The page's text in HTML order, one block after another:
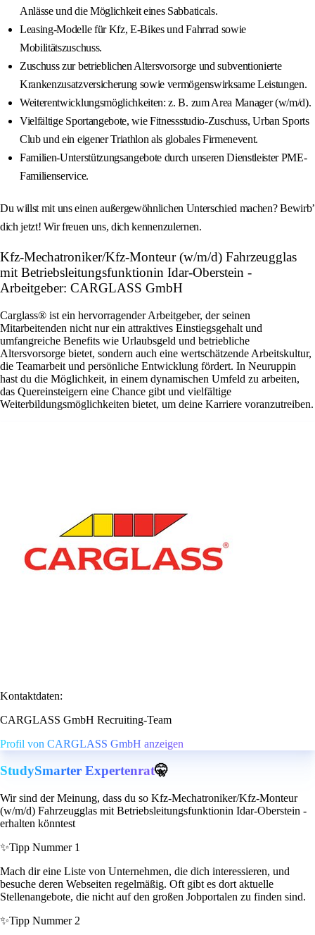
Anlässe und die Möglichkeit eines Sabbaticals.
Leasing-Modelle für Kfz, E-Bikes und Fahrrad sowie
Mobilitätszuschuss.
Zuschuss zur betrieblichen Altersvorsorge und subventionierte
Krankenzusatzversicherung sowie vermögenswirksame Leistungen.
Weiterentwicklungsmöglichkeiten: z. B. zum Area Manager (w/m/d).
Vielfältige Sportangebote, wie Fitnessstudio-Zuschuss, Urban Sports
Club und ein eigener Triathlon als globales Firmenevent.
Familien-Unterstützungsangebote durch unseren Dienstleister PME-
Familienservice.
Du willst mit uns einen außergewöhnlichen Unterschied machen? Bewirb’
dich jetzt! Wir freuen uns, dich kennenzulernen.
Kfz-Mechatroniker/Kfz-Monteur (w/m/d) Fahrzeugglas
mit Betriebsleitungsfunktionin Idar-Oberstein -
Arbeitgeber: CARGLASS GmbH
Carglass® ist ein hervorragender Arbeitgeber, der seinen
Mitarbeitenden nicht nur ein attraktives Einstiegsgehalt und
umfangreiche Benefits wie Urlaubsgeld und betriebliche
Altersvorsorge bietet, sondern auch eine wertschätzende Arbeitskultur,
die Teamarbeit und persönliche Entwicklung fördert. In Neuruppin
hast du die Möglichkeit, in einem dynamischen Umfeld zu arbeiten,
das Quereinsteigern eine Chance gibt und vielfältige
Weiterbildungsmöglichkeiten bietet, um deine Karriere voranzutreiben.
Kontaktdaten:
CARGLASS GmbH Recruiting-Team
Profil von CARGLASS GmbH anzeigen
StudySmarter Expertenrat🤫
Wir sind der Meinung, dass du so Kfz-Mechatroniker/Kfz-Monteur
(w/m/d) Fahrzeugglas mit Betriebsleitungsfunktionin Idar-Oberstein -
erhalten könntest
✨Tipp Nummer 1
Mach dir eine Liste von Unternehmen, die dich interessieren, und
besuche deren Webseiten regelmäßig. Oft gibt es dort aktuelle
Stellenangebote, die nicht auf den großen Jobportalen zu finden sind.
✨Tipp Nummer 2